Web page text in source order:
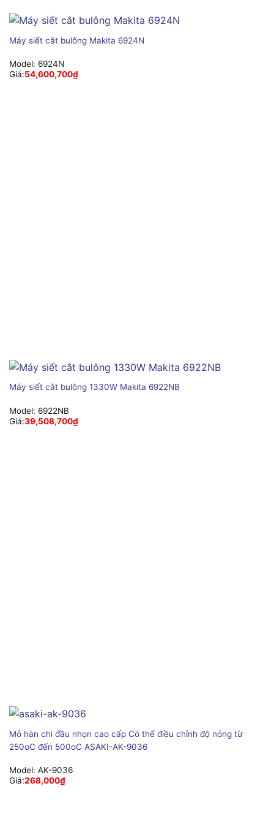
Máy siết cắt bulông Makita 6924N
Model: 6924N
Giá:54,600,700₫
Máy siết cắt bulông 1330W Makita 6922NB
Model: 6922NB
Giá:39,508,700₫
Mỏ hàn chì đầu nhọn cao cấp Có thể điều chỉnh độ nóng từ
250oC đến 500oC ASAKI-AK-9036
Model: AK-9036
Giá:268,000₫